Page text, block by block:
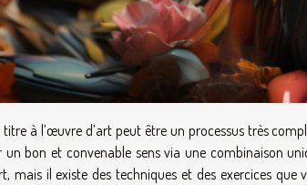
à l’œuvre d’art peut être un processus très
un bon et convenable sens via une combinaison
mais il existe des techniques et des exercices